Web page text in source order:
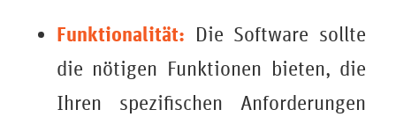
Funktionalität: Die Software sollte
die nötigen Funktionen bieten, die
Ihren spezifischen Anforderungen